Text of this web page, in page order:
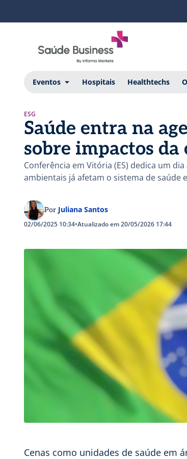
Eventos Hospitais Healthtechs
ESG
Saúde entra na
sobre impactos
Conferência em Vitória (ES) dedica um
ambientais já afetam o sistema de saúde
Por Juliana Santos
02/06/2025 10:34•Atualizado em 20/05/2026 17:44
Cenas como unidades de saúde em